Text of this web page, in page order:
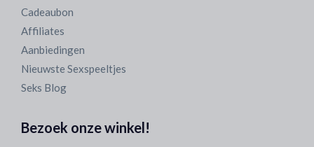
Cadeaubon
Affiliates
Aanbiedingen
Nieuwste Sexspeeltjes
Seks Blog
Bezoek onze winkel!